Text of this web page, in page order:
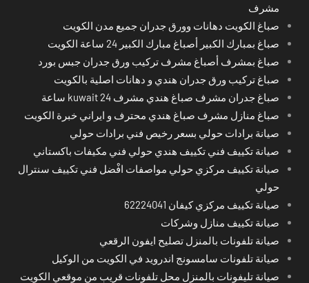
مشرف
صباغ الكويت دهانات وورق جدران جميع مدن الكويت
صباغ بمبارك الكبير أصباغ مبارك الكبير 24 ساعة الكويت
صباغ بمشرف أصباغ مشرف تركيب ورق جدران جبس بورد
صباغ تركيب ورق جدران هندي و دهانات اصلية بالكويت
صباغ جدران مشرف صباغ هندي مشرف kuwait 24 ساعة
صباغ منازل مشرف صباغ هندي محترف و ايراني خبرة الكويت
صيانة برادات حولي بسعر رخيص فني برادات حولي
صيانة تكييف فني تكييف هندي حولي فني مكيفات باكستاني
صيانة تكييف مركزي حولي مواصفات افْضل فني تكييف سنترال
حولي
صيانة تكييف مركزي كيفان 62224041
صيانة تكييف منازل وشركات
صيانة تلفونات بالمنزل تصليح ايفون الرقعي
صيانة تلفونات سامسونج اندرويد في الكويت من الوكيل
صيانة تليفونات بالمنزل محل تلفونات قريب من موقعي الكويت